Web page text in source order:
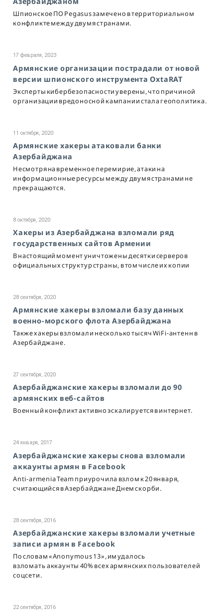
Шпионское ПО Pegasus замечено в территориальном
конфликте между двумя странами.
17 февраля, 2023
Армянские организации пострадали от новой
версии шпионского инструмента OxtaRAT
Эксперты кибербезопасности уверены, что причиной
организации вредоносной кампании стала геополитика.
11 октября, 2020
Армянские хакеры атаковали банки
Азербайджана
Несмотря на временное перемирие, атаки на
информационные ресурсы между двумя странами не
прекращаются.
8 октября, 2020
Хакеры из Азербайджана взломали ряд
государственных сайтов Армении
В настоящий момент уничтожены десятки серверов
официальных структур страны, в том числе их копии
28 сентября, 2020
Армянские хакеры взломали базу данных
военно-морского флота Азербайджана
Также хакеры взломали несколько тысяч WiFi-антенн в
Азербайджане.
27 сентября, 2020
Азербайджанские хакеры взломали до 90
армянских веб-сайтов
Военный конфликт активно эскалируется в интернет.
24 января, 2017
Азербайджанские хакеры снова взломали
аккаунты армян в Facebook
Anti-armenia Team приурочила взлом к 20 января,
считающийся в Азербайджане Днем скорби.
28 сентября, 2016
Азербайджанские хакеры взломали учетные
записи армян в Facebook
По словам «Anonymous 13», им удалось
взломать аккаунты 40% всех армянских пользователей
соцсети.
22 сентября, 2016